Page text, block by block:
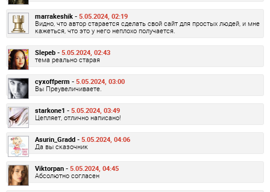
marrakeshik - 5.05.2024, 02:19
Видно, что автор старается сделать свой сайт для простых людей, и мне
кажеться, что это у него неплохо получается.
Slepeb - 5.05.2024, 02:43
тема реально старая
cyxoffperm - 5.05.2024, 03:00
Вы Преувеличиваете.
starkone1 - 5.05.2024, 03:49
Цепляет, отлично написано!
Asurin_Gradd - 5.05.2024, 04:06
Да вы сказочник
Viktorpan - 5.05.2024, 04:45
Абсолютно согласен